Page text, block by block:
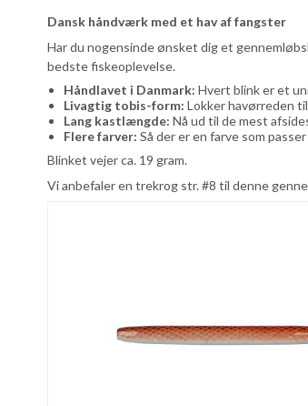
Dansk håndværk med et hav af fangster
Har du nogensinde ønsket dig et
bedste fiskeoplevelse.
Håndlavet i Danmark: Hvert blink er et
Livagtig tobis-form: Lokker havørreden
Lang kastlængde: Nå ud til de mest
Flere farver: Så der er en farve som
Blinket vejer ca. 19 gram.
Vi anbefaler en trekrog str. #8 til denne